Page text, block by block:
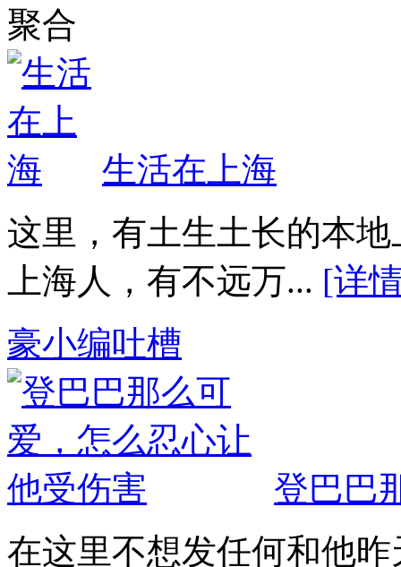
聚合
生活在上海
这里，有土生土长的本
上海人，有不远万... [详
豪小编吐槽
登巴巴
在这里不想发任何和他